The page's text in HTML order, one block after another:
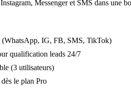
Messenger et SMS dans une
(WhatsApp, IG, FB, SMS, TikTok)
qualification leads 24/7
(3 utilisateurs)
le plan Pro